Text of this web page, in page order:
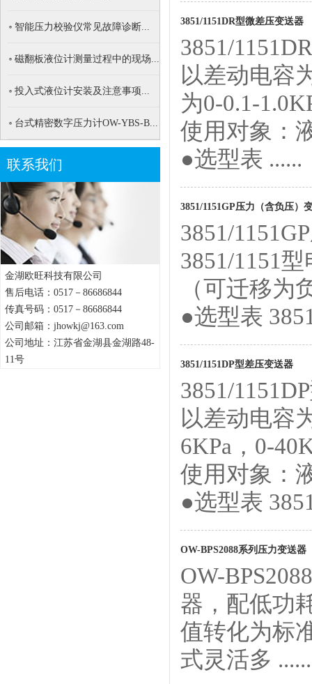
智能压力校验仪常见故障诊断...
磁翻板液位计测量过程中的现场...
投入式液位计安装及注意事项...
台式精密数字压力计OW-YBS-B...
联系我们
金湖欧旺科技有限公司
售后电话：0517－86686844
传真号码：0517－86686844
公司邮箱：jhowkj@163.com
公司地址：江苏省金湖县金湖路48-
11号
3851/1151DR型微差压变送器
3851/
以差动电容
为0-0.1-
使用对象：
●选型表 ......
3851/1151GP压力（含负压）
3851/
3851/1151
（可迁移
●选型表
3851/1151DP型差压变送器
3851/
以差动电容
6KPa，0-
使用对象：
●选型表
OW-BPS2088系列压力变送器
OW-
器，配低功
值转化为标
式灵活多 ......